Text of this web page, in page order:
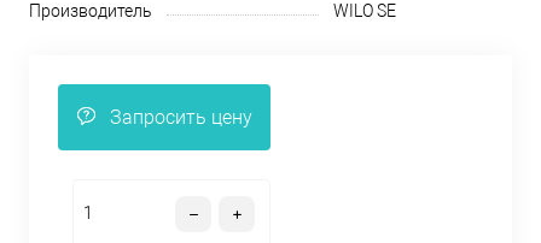
Производитель
WILO SE
Запросить цену